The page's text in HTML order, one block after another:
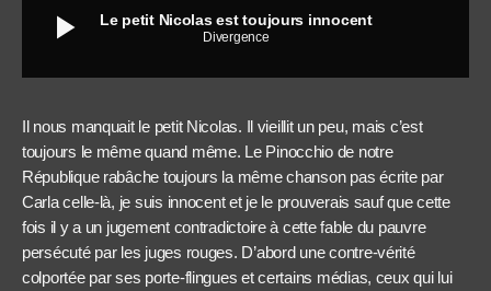
play_arrow Le petit Nicolas est toujours innocent
Divergence
Il nous manquait le petit Nicolas. Il vieillit un peu, mais c’est
toujours le même quand même. Le Pinocchio de notre
République rabâche toujours la même chanson pas écrite par
Carla celle-là, je suis innocent et je le prouverais sauf que cette
fois il y a un jugement contradictoire à cette fable du pauvre
persécuté par les juges rouges. D’abord une contre-vérité
colportée par ses porte-flingues et certains médias, ceux qui lui